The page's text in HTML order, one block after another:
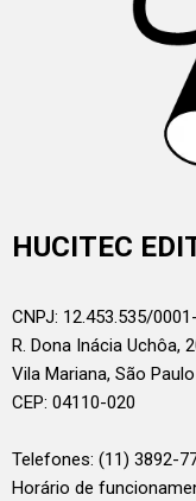
HUCITEC
CNPJ: 12.453.535/
R. Dona Inácia Uchôa,
Vila Mariana, São
CEP: 04110-020
Telefones: (11) 3892-
Horário de